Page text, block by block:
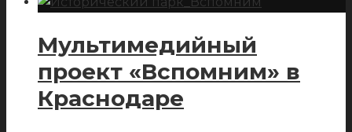
Мультимедийный
проект «Вспомним» в
Краснодаре